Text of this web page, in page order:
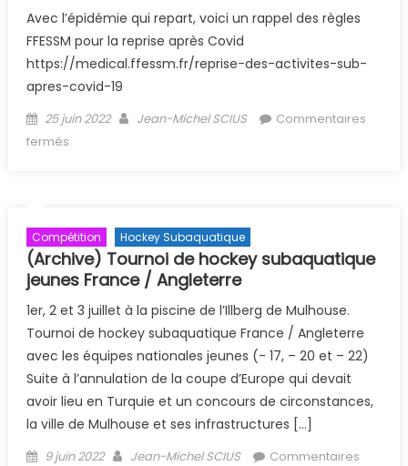
Avec l’épidémie qui repart, voici un rappel des règles
FFESSM pour la reprise après Covid
https://medical.ffessm.fr/reprise-des-activites-sub-
apres-covid-19
Posted on
25 juin 2022 Author
Jean-Michel SCIUS
Commentaires
fermés
Compétition Hockey Subaquatique
(Archive) Tournoi de hockey subaquatique
jeunes France / Angleterre
1er, 2 et 3 juillet à la piscine de l’Illberg de Mulhouse.
Tournoi de hockey subaquatique France / Angleterre
avec les équipes nationales jeunes (- 17, – 20 et – 22)
Suite à l’annulation de la coupe d’Europe qui devait
avoir lieu en Turquie et un concours de circonstances,
la ville de Mulhouse et ses infrastructures […]
Posted on
9 juin 2022 Author
Jean-Michel SCIUS
Commentaires